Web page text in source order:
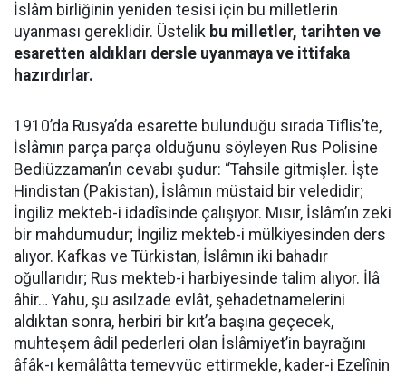
İslâm birliğinin yeniden tesisi için bu milletlerin
uyanması gereklidir. Üstelik bu milletler, tarihten ve
esaretten aldıkları dersle uyanmaya ve ittifaka
hazırdırlar.
1910’da Rusya’da esarette bulunduğu sırada Tiflis’te,
İslâmın parça parça olduğunu söyleyen Rus Polisine
Bediüzzaman’ın cevabı şudur: “Tahsile gitmişler. İşte
Hindistan (Pakistan), İslâmın müstaid bir veledidir;
İngiliz mekteb-i idadîsinde çalışıyor. Mısır, İslâm’ın zeki
bir mahdumudur; İngiliz mekteb-i mülkiyesinden ders
alıyor. Kafkas ve Türkistan, İslâmın iki bahadır
oğullarıdır; Rus mekteb-i harbiyesinde talim alıyor. İlâ
âhir… Yahu, şu asılzade evlât, şehadetnamelerini
aldıktan sonra, herbiri bir kıt’a başına geçecek,
muhteşem âdil pederleri olan İslâmiyet’in bayrağını
âfâk-ı kemâlâtta temevvüc ettirmekle, kader-i Ezelînin